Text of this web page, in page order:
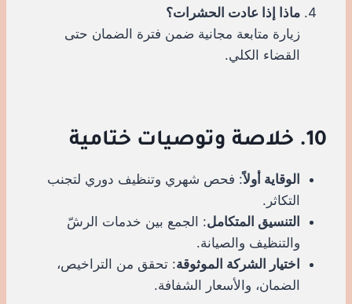
ماذا إذا عادت الحشرات؟
زيارة متابعة مجانية ضمن فترة الضمان حتى
القضاء الكلي.
10. خلاصة وتوصيات ختامية
الوقاية أولاً: فحص شهري وتنظيف دوري لتجنب
التكاثر.
التنسيق المتكامل: الجمع بين خدمات الرشّ
والتنظيف والصيانة.
اختيار الشركة الموثوقة: تحقق من التراخيص،
الضمان، والأسعار الشفافة.